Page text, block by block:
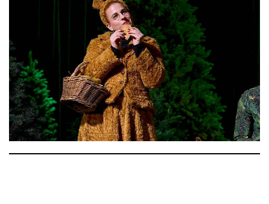
Kurt, der gerade neben ihm steht, lässt
keine Gelegenheit aus, sich über Felix
lustig zu machen. Weil Felix das kleinste
Tännchen in der Baumschule ist und
nicht still stehen kann, bezeichnet er ihn
immer wieder als Zwergtännchen. Kurt
ist davon überzeugt, dass er selbst der
schönste und beste Weihnachtsbaum
ist und sicherlich als erster ausgewählt
wird.